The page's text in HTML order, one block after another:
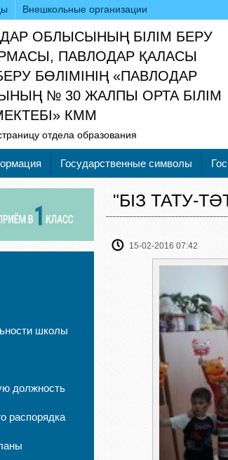
Внешкольные организации
ОБЛЫСЫНЫҢ БІЛІМ БЕРУ
ПАВЛОДАР ҚАЛАСЫ
БӨЛІМІНІҢ «ПАВЛОДАР
№ 30 ЖАЛПЫ ОРТА БІЛІМ
КММ
отдела образования
Государственные символы
школы
должность
распорядка
"БІЗ ТАТУ-
15-02-2016 07:42